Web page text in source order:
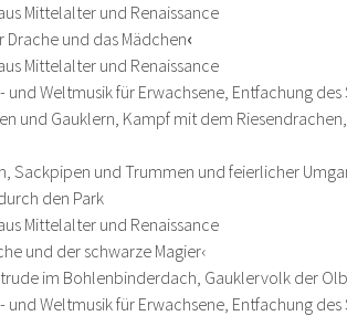
Mittelalter und Renaissance
Drache und das Mädchen‹
Mittelalter und Renaissance
und Weltmusik für Erwachsene, Entfachung
und Gauklern, Kampf mit dem
Sackpipen und Trummen und feierlicher
den Park
Mittelalter und Renaissance
und der schwarze Magier‹
im Bohlenbinderdach, Gauklervolk der
und Weltmusik für Erwachsene, Entfachung